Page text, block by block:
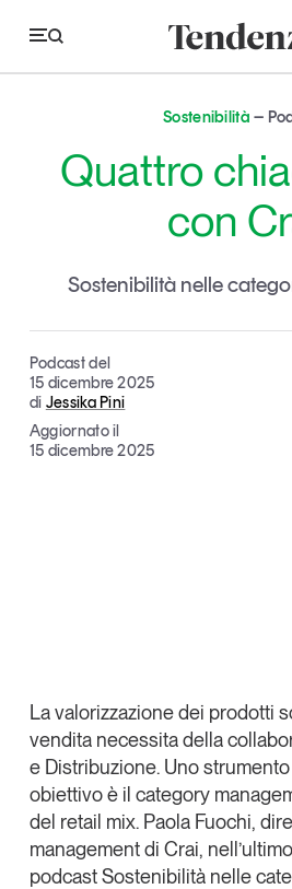
Tendenze
Economia e consumi
Logistica
Retail e brand
Sostenibilità
Grandi temi
Podcast
Eventi e formazione
Tutti gli appuntamenti
Sostenibilità
Quattro
con
Sostenibilità nelle
Podcast del
15 dicembre 2025
di Jessika Pini
Aggiornato il
15 dicembre 2025
La valorizzazione dei prodotti
vendita necessita della
e Distribuzione. Uno
obiettivo è il category
del retail mix. Paola Fuochi,
management di Crai,
podcastSostenibilità nelle